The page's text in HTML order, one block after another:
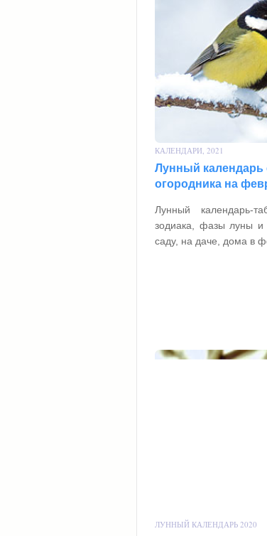
КАЛЕНДАРИ, 2021
Лунный календарь
огородника на
Лунный календарь-
зодиака, фазы луны и
саду, на даче, дома в
ЛУННЫЙ КАЛЕНДАРЬ 2020